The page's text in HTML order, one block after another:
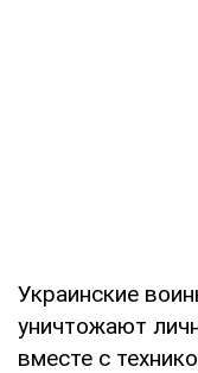
Украинские
уничтожают
вместе с